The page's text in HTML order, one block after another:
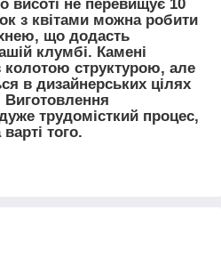
висоті не перевищує 10
з квітами можна робити
що додасть
клумбі. Камені
структурою, але
в дизайнерських цілях
Виготовлення
трудомісткий процес,
того.